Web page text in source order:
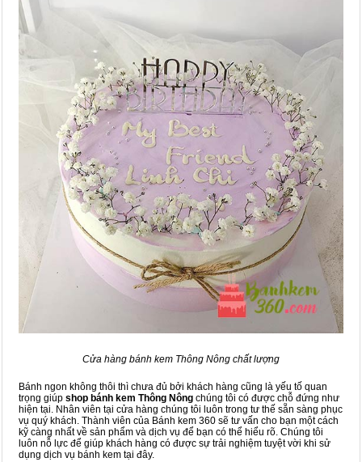
Cửa hàng bánh kem Thông Nông chất lượng
Bánh ngon không thôi thì chưa đủ bởi khách hàng cũng là yếu tố quan
trọng giúp shop bánh kem Thông Nông chúng tôi có được chỗ đứng như
hiện tại. Nhân viên tại cửa hàng chúng tôi luôn trong tư thế sẵn sàng phục
vụ quý khách. Thành viên của Bánh kem 360 sẽ tư vấn cho bạn một cách
kỹ càng nhất về sản phẩm và dịch vụ để bạn có thể hiểu rõ. Chúng tôi
luôn nỗ lực để giúp khách hàng có được sự trải nghiệm tuyệt vời khi sử
dụng dịch vụ bánh kem tại đây.